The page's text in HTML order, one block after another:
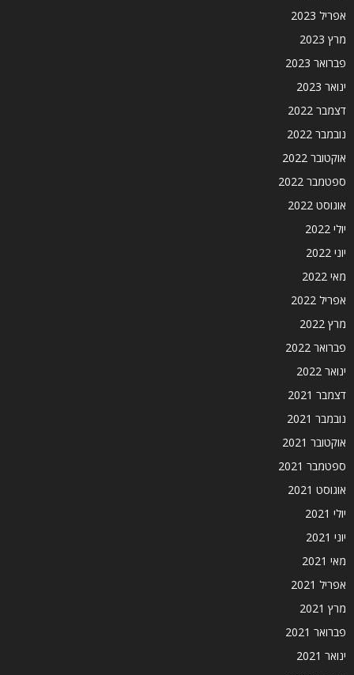
אפריל 2023
מרץ 2023
פברואר 2023
ינואר 2023
דצמבר 2022
נובמבר 2022
אוקטובר 2022
ספטמבר 2022
אוגוסט 2022
יולי 2022
יוני 2022
מאי 2022
אפריל 2022
מרץ 2022
פברואר 2022
ינואר 2022
דצמבר 2021
נובמבר 2021
אוקטובר 2021
ספטמבר 2021
אוגוסט 2021
יולי 2021
יוני 2021
מאי 2021
אפריל 2021
מרץ 2021
פברואר 2021
ינואר 2021